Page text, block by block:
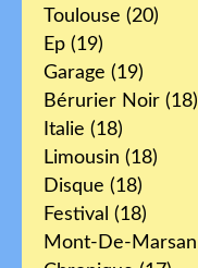
Toulouse (20)
Ep (19)
Garage (19)
Bérurier Noir (18)
Italie (18)
Limousin (18)
Disque (18)
Festival (18)
Mont-De-Marsan